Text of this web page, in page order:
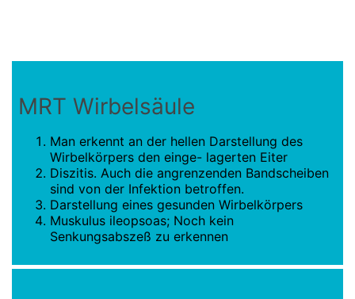
MRT Wirbelsäule
Man erkennt an der hellen Darstellung des
Wirbelkörpers den einge- lagerten Eiter
Diszitis. Auch die angrenzenden Bandscheiben
sind von der Infektion betroffen.
Darstellung eines gesunden Wirbelkörpers
Muskulus ileopsoas; Noch kein
Senkungsabszeß zu erkennen